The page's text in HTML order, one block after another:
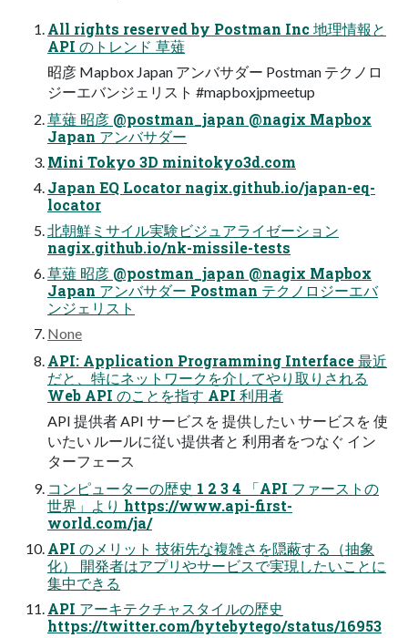
All rights reserved by Postman Inc 地理情報と
API のトレンド 草薙
昭彦 Mapbox Japan アンバサダー Postman テクノロ
ジーエバンジェリスト #mapboxjpmeetup
草薙 昭彦 @postman_japan @nagix Mapbox
Japan アンバサダー
Mini Tokyo 3D minitokyo3d.com
Japan EQ Locator nagix.github.io/japan-eq-
locator
北朝鮮ミサイル実験ビジュアライゼーション
nagix.github.io/nk-missile-tests
草薙 昭彦 @postman_japan @nagix Mapbox
Japan アンバサダー Postman テクノロジーエバ
ンジェリスト
None
API: Application Programming Interface 最近
だと、特にネットワークを介してやり取りされる
Web API のことを指す API 利用者
API 提供者 API サービスを 提供したい サービスを 使
いたい ルールに従い提供者と 利用者をつなぐ イン
ターフェース
コンピューターの歴史 1 2 3 4 「API ファーストの
世界」より https://www.api-first-
world.com/ja/
API のメリット 技術先な複雑さを隠蔽する（抽象
化） 開発者はアプリやサービスで実現したいことに
集中できる
API アーキテクチャスタイルの歴史
https://twitter.com/bytebytego/status/16953